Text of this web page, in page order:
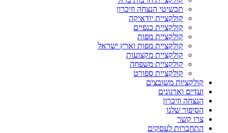
תכשיטי הנצחה וזיכרון
קולקציית יודאיקה
קולקציית כנפיים
קולקציית מפות
קולקציית מפות וארץ ישראל
קולקציית מקצועות
קולקציית משפחה
קולקציית ספורט
קולקציות משובצים
ועדים וארגונים
הנצחה וזיכרון
הסיפור שלנו
צרו קשר
התחברות לעסקים